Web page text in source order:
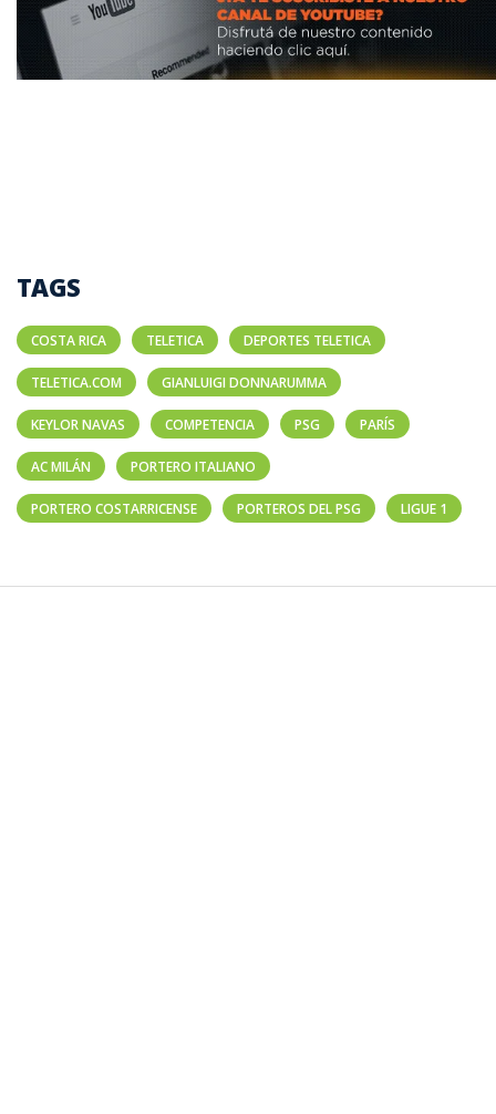
TAGS
COSTA RICA TELETICA DEPORTES TELETICA
TELETICA.COM GIANLUIGI DONNARUMMA
KEYLOR NAVAS COMPETENCIA PSG PARÍS
AC MILÁN PORTERO ITALIANO
PORTERO COSTARRICENSE PORTEROS DEL PSG LIGUE 1